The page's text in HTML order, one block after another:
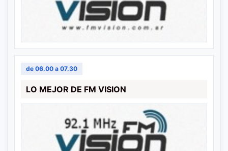
de 06.00 a 07.30
LO MEJOR DE FM VISION